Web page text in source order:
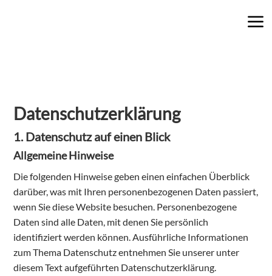
Datenschutz­erklärung
1. Datenschutz auf einen Blick
Allgemeine Hinweise
Die folgenden Hinweise geben einen einfachen Überblick
darüber, was mit Ihren personenbezogenen Daten passiert,
wenn Sie diese Website besuchen. Personenbezogene
Daten sind alle Daten, mit denen Sie persönlich
identifiziert werden können. Ausführliche Informationen
zum Thema Datenschutz entnehmen Sie unserer unter
diesem Text aufgeführten Datenschutzerklärung.